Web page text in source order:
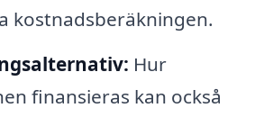
kostnadsberäkningen.
Hur
finansieras kan också